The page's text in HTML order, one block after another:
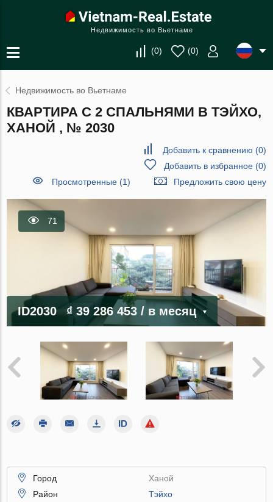
Недвижимость во Вьетнаме
(0) (0)
Недвижимость во Вьетнаме
КВАРТИРА С 2 СПАЛЬНЯМИ В ТЭЙХО,
ХАНОЙ , № 2030
Добавить к сравнению (0)
Добавить в избранное(0)
Просмотренные (1)
Предложить свою цену
71
ID2030 ₫ 39 286 453/ в месяц
Город
Ханой
Район
Тэйхо